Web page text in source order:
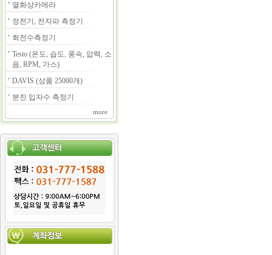
열화상카메라
정전기, 전자파 측정기
회전수측정기
Testo (온도, 습도, 풍속, 압력, 소
음, RPM, 가스)
DAVIS (상품 25000개)
분진 입자수 측정기
more